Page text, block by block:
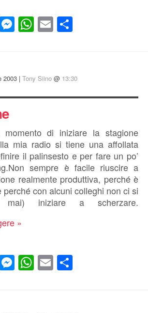
Messenger
WhatsApp
Email
2003 | Tony Siino @ 13:30
di iniziare la stagione
mia radio si tiene una affollata
il palinsesto e per fare un po’
sempre è facile riuscire a
realmente produttiva, perché è
perché con alcuni colleghi non ci si
iniziare a scherzare.
»
Messenger
WhatsApp
Email